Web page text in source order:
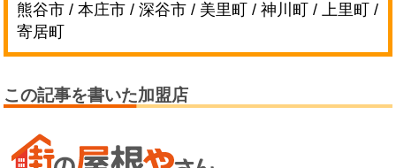
熊谷市 / 本庄市 / 深谷市 / 美里町 / 神川町 / 上里町 /
寄居町
この記事を書いた加盟店